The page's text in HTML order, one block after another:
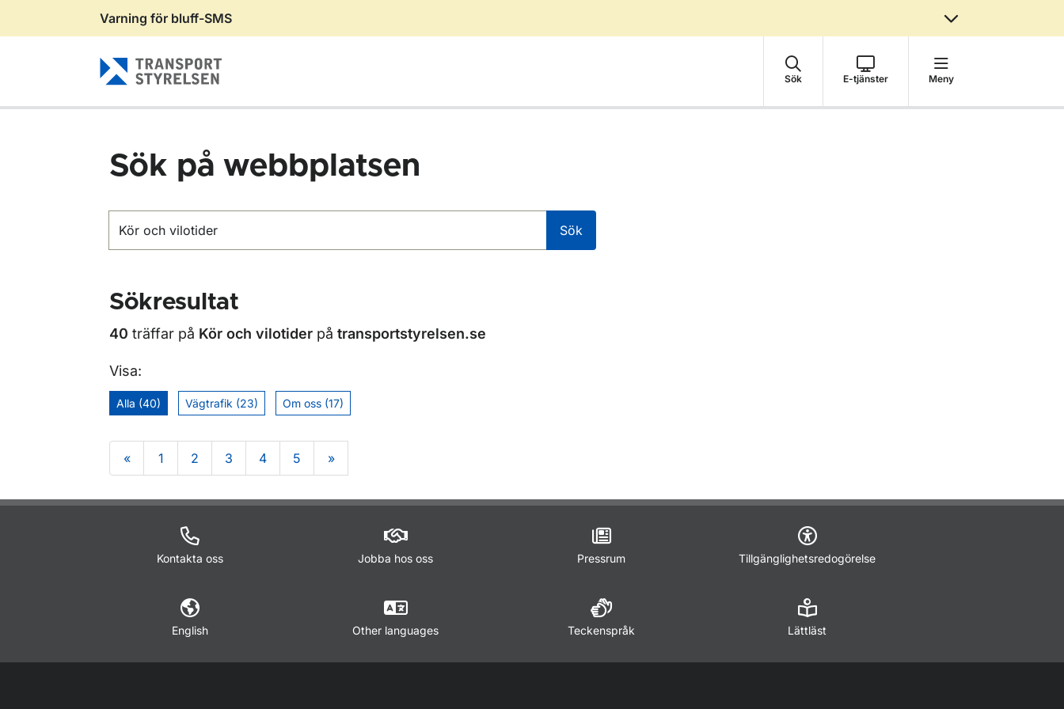
Gå till sidans innehåll
Varning för bluff-SMS
Sök E-tjänster Meny
Sök på webbplatsen
Sök
Sökresultat
40 träffar på Kör och vilotider på transportstyrelsen.se
Visa:
Alla (40) Vägtrafik (23) Om oss (17)
« 1 2 3 4 5 »
Om sidan
Kontakta oss Jobba hos oss Pressrum Tillgänglighetsredogörelse
English Other languages Teckenspråk Lättläst